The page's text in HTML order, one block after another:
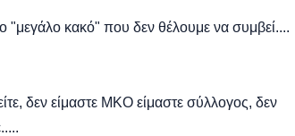
"μεγάλο κακό" που δεν θέλουμε να συμβεί....
δεν είμαστε ΜΚΟ είμαστε σύλλογος, δεν